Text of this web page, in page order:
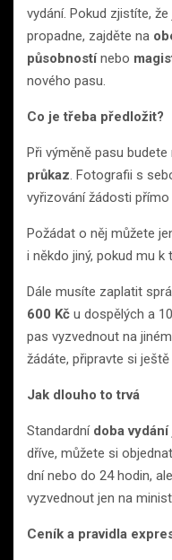
vydání. Pokud zjistíte,
propadne, zajděte na
působnostínebo
nového pasu.
Co je třeba předložit?
Při výměně pasu
průkaz. Fotografii s
vyřizování žádosti přímo
Požádat o něj můžete
i někdo jiný, pokud mu
Dále musíte zaplatit
600 Kč u dospělých a
pas vyzvednout na
žádáte, připravte si ještě
Jak dlouho to trvá
Standardní doba
dříve, můžete si
dní nebo do 24 hodin,
vyzvednout jen na
Ceník a pravidla